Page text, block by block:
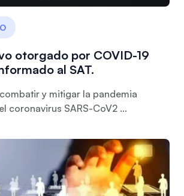
otorgado por COVID-19
al SAT.
y mitigar la pandemia
coronavirus SARS-CoV2 ...